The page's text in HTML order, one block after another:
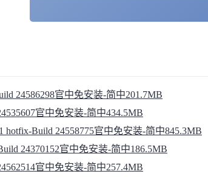
24586298官中免安装-简中201.7MB
官中免安装-简中434.5MB
hotfix-Build 24558775官中免安装-简中845.3MB
24370152官中免安装-简中186.5MB
官中免安装-简中257.4MB